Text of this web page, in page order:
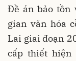
Đề án bảo tồn
gian văn hóa
Lai giai đoạn
cấp thiết hiện